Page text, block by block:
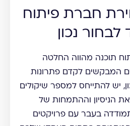
חברת פיתוח
נכון
תוכנה מהווה החלטה
המבקשים לקדם פתרונות
יש להתייחס למספר שיקולים
הניסיון וההתמחות של
בעבר עם פרויקטים